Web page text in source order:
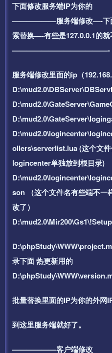
下面修改服务端IP为你的
——————服务端修改—-下面
索替换—-有些是127.0.0.1的就
—————————————-
服务端修改里面的ip（
ollers\serverlist.lua (这个文
logincenter单独放到根目录)
son （这个文件名有些端不一
改了）
录下面 热更新用的
批量替换里面的IP为你的外网
到这里服务端就好了。
——————客户端修改